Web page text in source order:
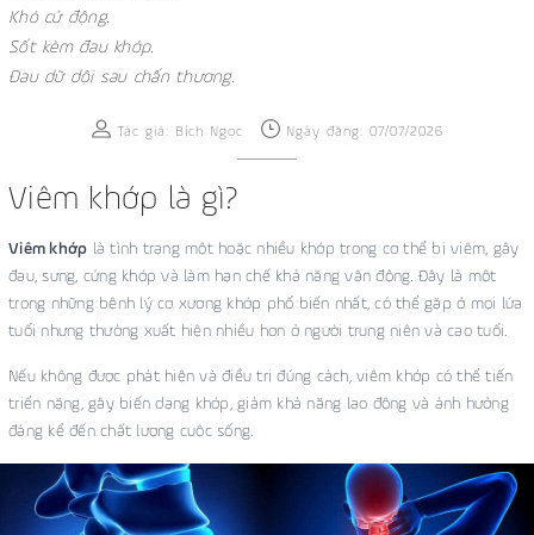
Khó cử động.
Sốt kèm đau khớp.
Đau dữ dội sau chấn thương.
Tác giả: Bích Ngọc Ngày đăng: 07/07/2026
Viêm khớp là gì?
Viêm khớp là tình trạng một hoặc nhiều khớp trong cơ thể bị viêm, gây
đau, sưng, cứng khớp và làm hạn chế khả năng vận động. Đây là một
trong những bệnh lý cơ xương khớp phổ biến nhất, có thể gặp ở mọi lứa
tuổi nhưng thường xuất hiện nhiều hơn ở người trung niên và cao tuổi.
Nếu không được phát hiện và điều trị đúng cách, viêm khớp có thể tiến
triển nặng, gây biến dạng khớp, giảm khả năng lao động và ảnh hưởng
đáng kể đến chất lượng cuộc sống.